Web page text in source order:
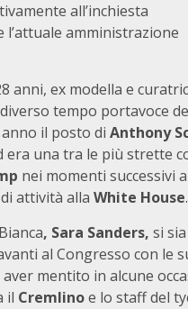
all’inchiesta
amministrazione
anni, ex modella e
tempo portavoce
il posto di Anthony
era una tra le più strette
nei momenti successivi
attività alla White House.
, Sara Sanders, si
al Congresso con le
mentito in alcune
il Cremlinoe lo staff del